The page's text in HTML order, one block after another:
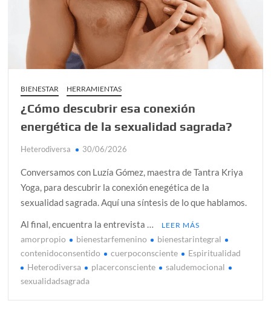
Día de Independencia 2026: de Patria Boba a Colombia
polarizada
¿Podemos comunicarnos con seres de otros planos o
Salud mental digital: cómo frenar la ansiedad que
generan las redes sociales
¿Cómo descubrir esa conexión energética de la sexualidad
sagrada?
BIENESTAR HERRAMIENTAS
¿Cómo descubrir esa conexión
energética de la sexualidad sagrada?
Heterodiversa 30/06/2026
Conversamos con Luzía Gómez, maestra de Tantra Kriya
Yoga, para descubrir la conexión enegética de la
sexualidad sagrada. Aquí una síntesis de lo que hablamos.
Al final, encuentra la entrevista …
LEER MÁS
amorpropio bienestarfemenino
bienestarintegral
contenidoconsentido
cuerpoconsciente
Espiritualidad
Heterodiversa
placerconsciente
saludemocional
sexualidadsagrada